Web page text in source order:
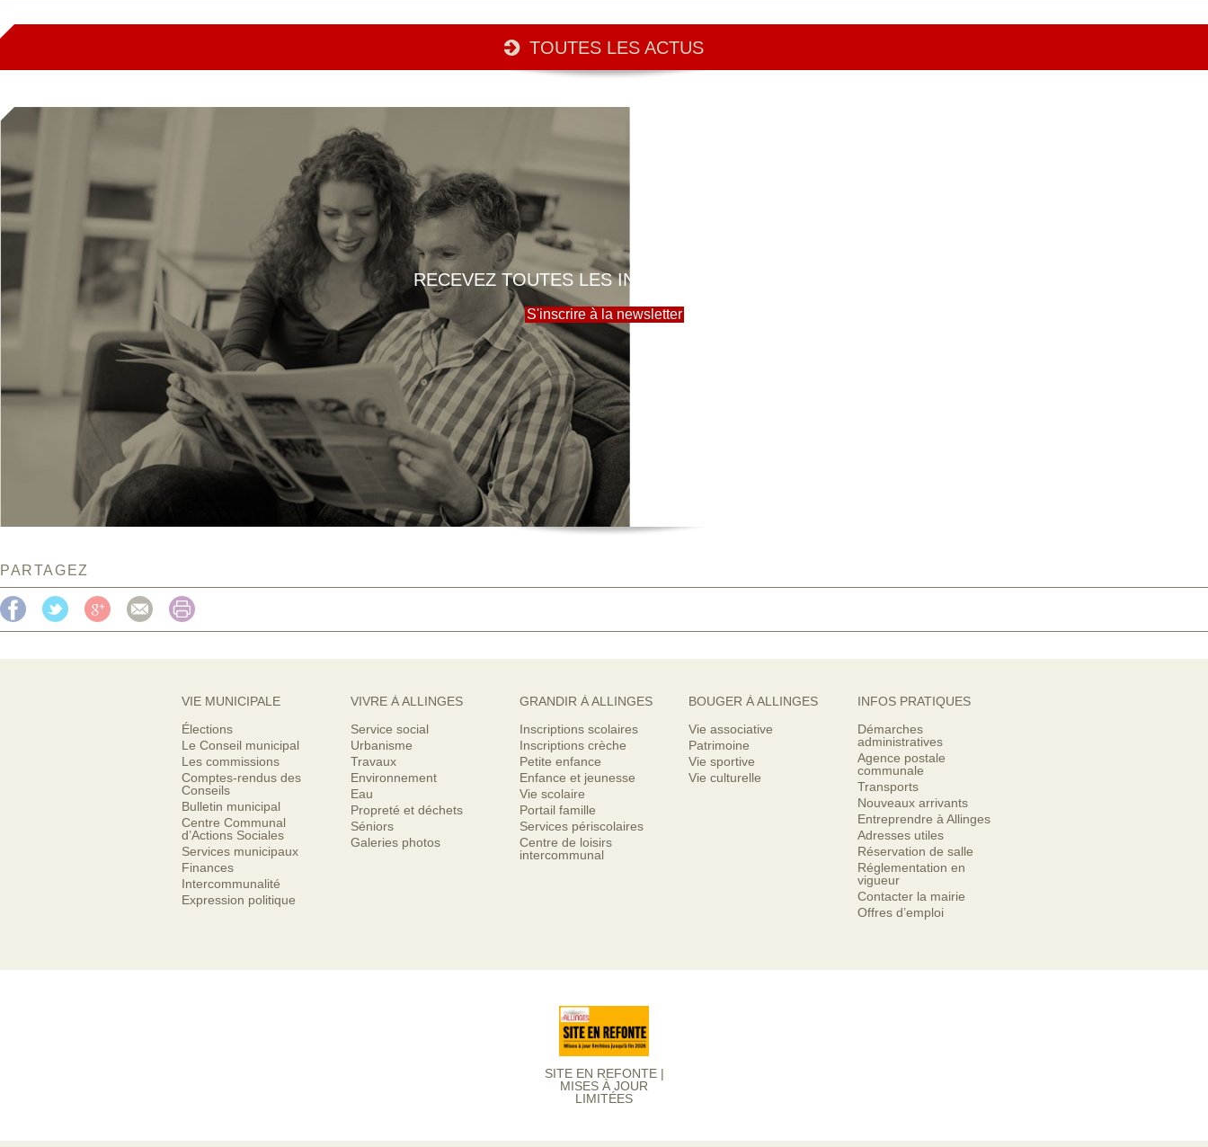
TOUTES LES ACTUS
RECEVEZ TOUTES LES INFOS DE LA MAIRIE
S'inscrire à la newsletter
PARTAGEZ
VIE MUNICIPALE
Élections
Le Conseil municipal
Les commissions
Comptes-rendus des
Conseils
Bulletin municipal
Centre Communal
d’Actions Sociales
Services municipaux
Finances
Intercommunalité
Expression politique
VIVRE À ALLINGES
Service social
Urbanisme
Travaux
Environnement
Eau
Propreté et déchets
Séniors
Galeries photos
GRANDIR À ALLINGES
Inscriptions scolaires
Inscriptions crèche
Petite enfance
Enfance et jeunesse
Vie scolaire
Portail famille
Services périscolaires
Centre de loisirs
intercommunal
BOUGER À ALLINGES
Vie associative
Patrimoine
Vie sportive
Vie culturelle
INFOS PRATIQUES
Démarches
administratives
Agence postale
communale
Transports
Nouveaux arrivants
Entreprendre à Allinges
Adresses utiles
Réservation de salle
Réglementation en
vigueur
Contacter la mairie
Offres d’emploi
SITE EN REFONTE |
MISES À JOUR
LIMITÉES